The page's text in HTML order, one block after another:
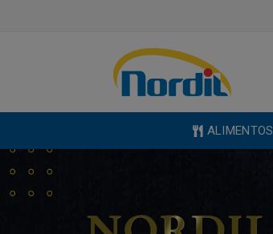
ALIMENTOS